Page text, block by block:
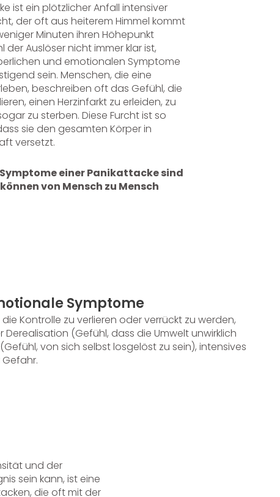
ist ein plötzlicher Anfall intensiver
der oft aus heiterem Himmel kommt
Minuten ihren Höhepunkt
der Auslöser nicht immer klar ist,
und emotionalen Symptome
sein. Menschen, die eine
beschreiben oft das Gefühl, die
einen Herzinfarkt zu erleiden, zu
zu sterben. Diese Furcht ist so
sie den gesamten Körper in
versetzt.
einer Panikattacke sind
von Mensch zu Mensch
Symptome
Kontrolle zu verlieren oder verrückt zu werden,
Derealisation (Gefühl, dass die Umwelt unwirklich
von sich selbst losgelöst zu sein), intensives
und der
sein kann, ist eine
die oft mit der